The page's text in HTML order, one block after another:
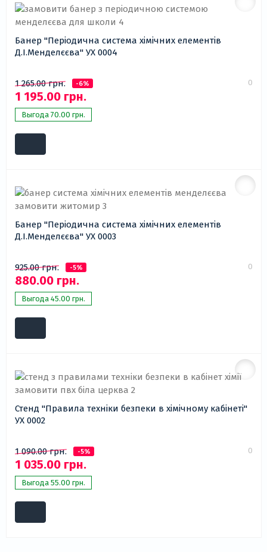
Банер "Періодична система хімічних елементів
Д.І.Менделєєва" УХ 0004
1 265.00 грн. -6%
1 195.00 грн.
Выгода 70.00 грн.
0
Банер "Періодична система хімічних елементів
Д.І.Менделєєва" УХ 0003
925.00 грн. -5%
880.00 грн.
Выгода 45.00 грн.
0
Стенд "Правила техніки безпеки в хімічному кабінеті"
УХ 0002
1 090.00 грн. -5%
1 035.00 грн.
Выгода 55.00 грн.
0